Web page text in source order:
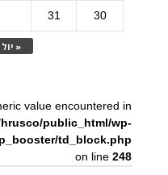
« יול
30
31
value encountered in
public_html/wp-
td_block.php
on line248